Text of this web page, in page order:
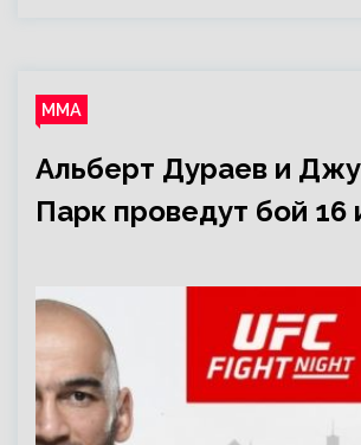
ММА
Альберт Дураев и
Парк проведут бой 16